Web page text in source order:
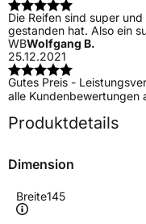
Die Reifen sind super
gestanden hat. Also ein
WBWolfgang B.
25.12.2021
Gutes Preis -
alle Kundenbewertungen
Produktdetails
Dimension
Breite145